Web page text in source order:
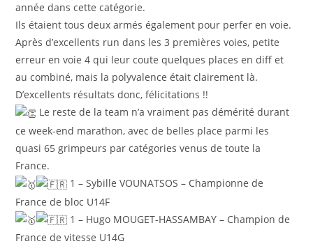
année dans cette catégorie.
Ils étaient tous deux armés également pour perfer en voie.
Après d’excellents run dans les 3 premières voies, petite
erreur en voie 4 qui leur coute quelques places en diff et
au combiné, mais la polyvalence était clairement là.
D’excellents résultats donc, félicitations !!
Le reste de la team n’a vraiment pas démérité durant
ce week-end marathon, avec de belles place parmi les
quasi 65 grimpeurs par catégories venus de toute la
France.
1 – Sybille VOUNATSOS – Championne de
France de bloc U14F
1 – Hugo MOUGET-HASSAMBAY – Champion de
France de vitesse U14G